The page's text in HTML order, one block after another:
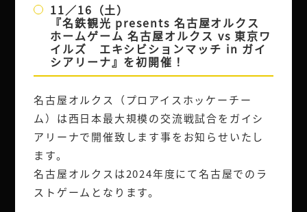
11／16（土）
『名鉄観光 presents 名古屋オルクス
ホームゲーム 名古屋オルクス vs 東京ワ
イルズ エキシビションマッチ in ガイ
シアリーナ』を初開催！
名古屋オルクス（プロアイスホッケーチー
ム）は西日本最大規模の交流戦試合をガイシ
アリーナで開催致します事をお知らせいたし
ます。
名古屋オルクスは2024年度にて名古屋でのラ
ストゲームとなります。